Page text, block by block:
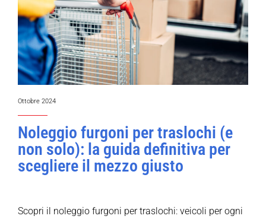
Ottobre 2024
Noleggio furgoni per traslochi (e
non solo): la guida definitiva per
scegliere il mezzo giusto
Scopri il noleggio furgoni per traslochi: veicoli per ogni